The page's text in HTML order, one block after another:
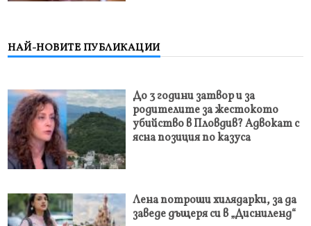
НАЙ-НОВИТЕ ПУБЛИКАЦИИ
До 3 години затвор и за
родителите за жестокото
убийство в Пловдив? Адвокат с
ясна позиция по казуса
Лена потроши хилядарки, за да
заведе дъщеря си в „Дисниленд“